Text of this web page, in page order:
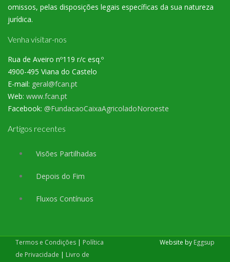
omissos, pelas disposições legais específicas da sua natureza
jurídica.
Venha visitar-nos
Rua de Aveiro nº119 r/c esq.º
4900-495 Viana do Castelo
E-mail: geral@fcan.pt
Web: www.fcan.pt
Facebook: @FundacaoCaixaAgricoladoNoroeste
Artigos recentes
Visões Partilhadas
Depois do Fim
Fluxos Contínuos
Termos e Condições | Política
de Privacidade | Livro de
Website by Eggsup